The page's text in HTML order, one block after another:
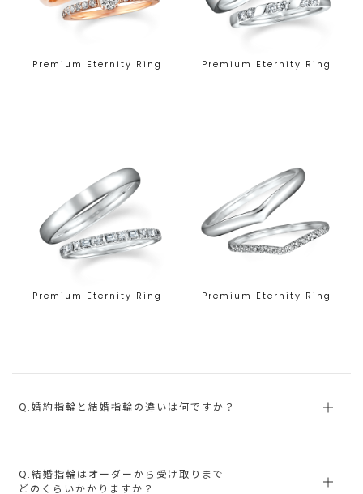
Premium Eternity Ring Premium Eternity Ring
Premium Eternity Ring Premium Eternity Ring
Q.婚約指輪と結婚指輪の違いは何ですか？
Q.結婚指輪はオーダーから受け取りまで
どのくらいかかりますか？